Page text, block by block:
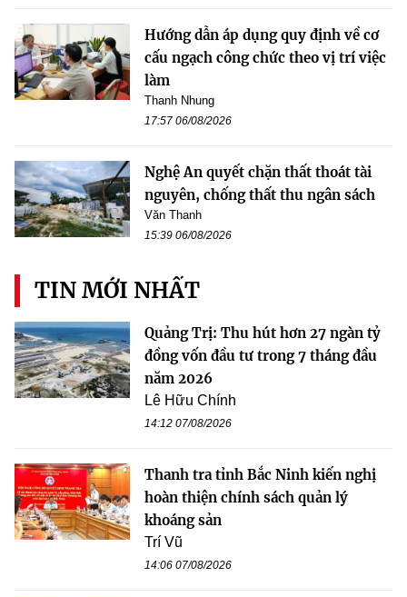
Hướng dẫn áp dụng quy định về cơ
cấu ngạch công chức theo vị trí việc
làm
Thanh Nhung
17:57 06/08/2026
Nghệ An quyết chặn thất thoát tài
nguyên, chống thất thu ngân sách
Văn Thanh
15:39 06/08/2026
TIN MỚI NHẤT
Quảng Trị: Thu hút hơn 27 ngàn tỷ
đồng vốn đầu tư trong 7 tháng đầu
năm 2026
Lê Hữu Chính
14:12 07/08/2026
Thanh tra tỉnh Bắc Ninh kiến nghị
hoàn thiện chính sách quản lý
khoáng sản
Trí Vũ
14:06 07/08/2026